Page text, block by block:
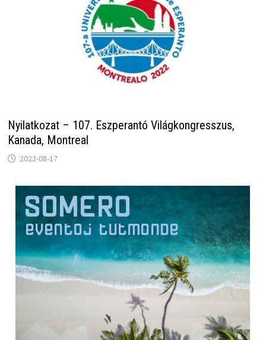
Nyilatkozat – 107. Eszperantó Világkongresszus,
Kanada, Montreal
2022-08-17